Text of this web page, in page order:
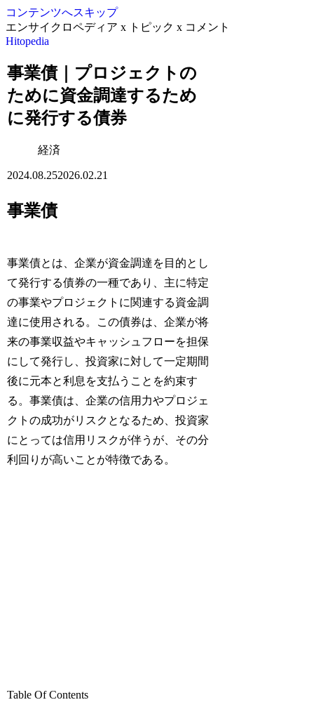
コンテンツへスキップ
エンサイクロペディア x トピック x コメント
Hitopedia
事業債｜プロジェクトの
ために資金調達するため
に発行する債券
経済
2024.08.252026.02.21
事業債
事業債とは、企業が資金調達を目的とし
て発行する債券の一種であり、主に特定
の事業やプロジェクトに関連する資金調
達に使用される。この債券は、企業が将
来の事業収益やキャッシュフローを担保
にして発行し、投資家に対して一定期間
後に元本と利息を支払うことを約束す
る。事業債は、企業の信用力やプロジェ
クトの成功がリスクとなるため、投資家
にとっては信用リスクが伴うが、その分
利回りが高いことが特徴である。
Table Of Contents